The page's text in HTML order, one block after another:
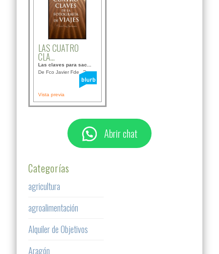
LAS CUATRO
CLA...
Las claves para sac...
De Fco Javier Fdez B...
Vista previa
Abrir chat
Categorías
agricultura
agroalimentación
Alquiler de Objetivos
Aragón